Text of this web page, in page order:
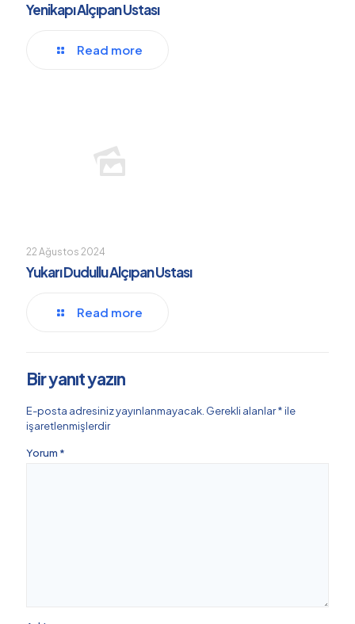
Yenikapı Alçıpan Ustası
Read more
22 Ağustos 2024
Yukarı Dudullu Alçıpan Ustası
Read more
Bir yanıt yazın
E-posta adresiniz yayınlanmayacak. Gerekli alanlar*ile
işaretlenmişlerdir
Yorum *